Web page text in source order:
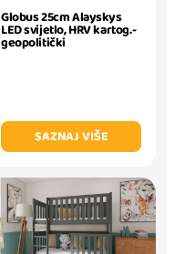
Globus 25cm Alayskys
LED svijetlo, HRV kartog.-
geopolitički
SAZNAJ VIŠE